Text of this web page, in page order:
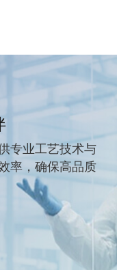
专业工艺技术与
率，确保高品质